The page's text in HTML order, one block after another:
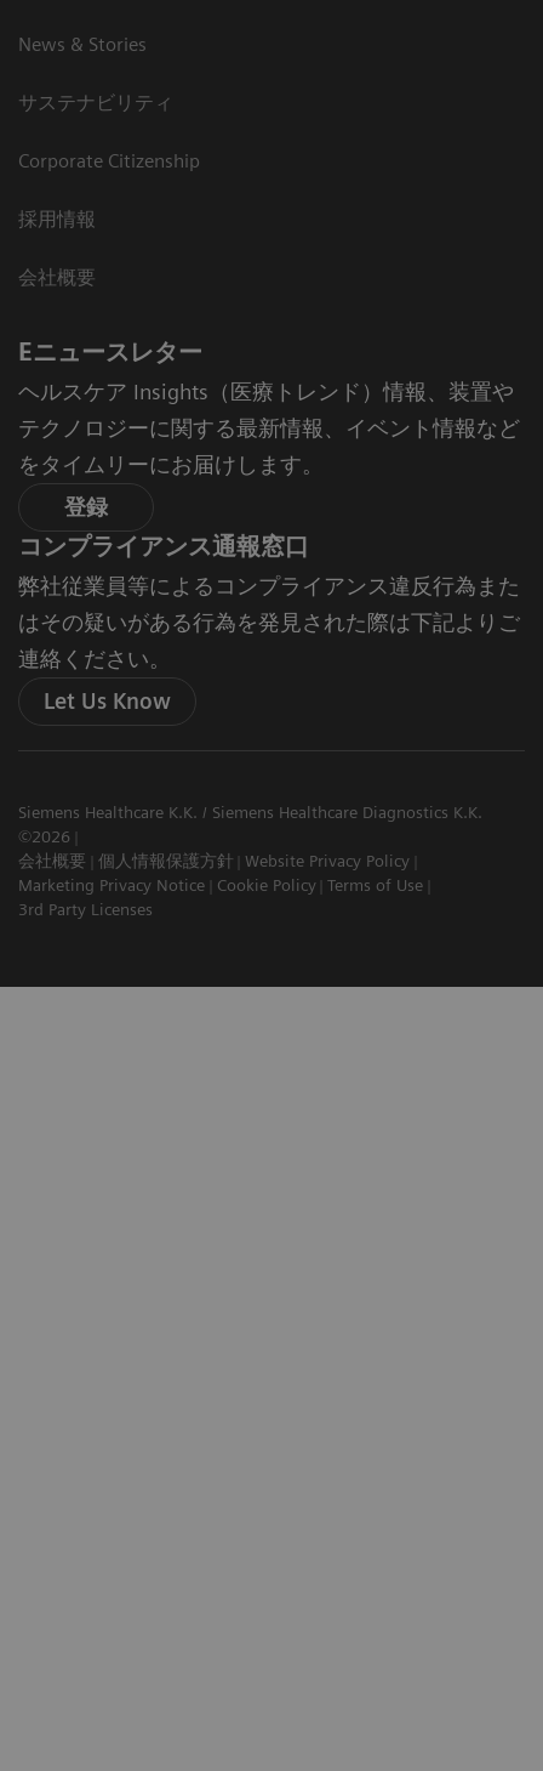
News & Stories
サステナビリティ
Corporate Citizenship
採用情報
会社概要
Eニュースレター
ヘルスケア Insights（医療トレンド）情報、装置や
テクノロジーに関する最新情報、イベント情報など
をタイムリーにお届けします。
登録
コンプライアンス通報窓口
弊社従業員等によるコンプライアンス違反行為また
はその疑いがある行為を発見された際は下記よりご
連絡ください。
Let Us Know
Siemens Healthcare K.K. / Siemens Healthcare Diagnostics K.K.
©2026
会社概要
個人情報保護方針
Website Privacy Policy
Marketing Privacy Notice
Cookie Policy Terms of Use
3rd Party Licenses